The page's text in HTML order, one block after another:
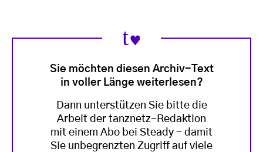
Sie möchten diesen Archiv-Text
in voller Länge weiterlesen?
Dann unterstützen Sie bitte die
Arbeit der tanznetz-Redaktion
mit einem Abo bei Steady - damit
Sie unbegrenzten Zugriff auf viele